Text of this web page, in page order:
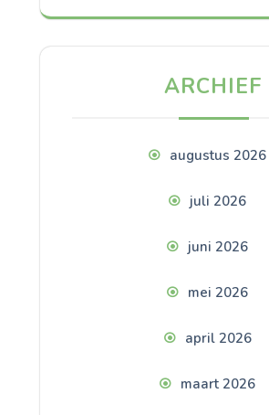
ARCHIEF
augustus 2026
juli 2026
juni 2026
mei 2026
april 2026
maart 2026